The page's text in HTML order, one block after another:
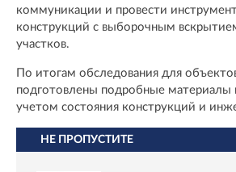
коммуникации и провести
конструкций с выборочным
участков.
По итогам обследования для
подготовлены подробные материалы
учетом состояния конструкций и
НЕ ПРОПУСТИТЕ